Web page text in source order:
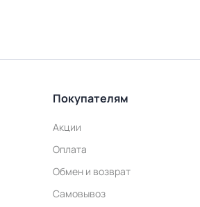
Покупателям
Акции
Оплата
Обмен и возврат
Самовывоз